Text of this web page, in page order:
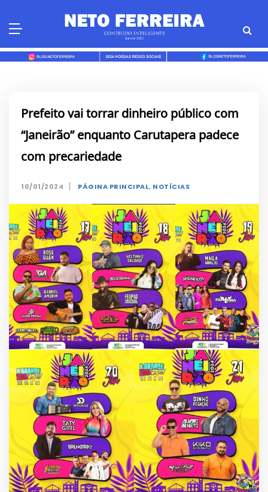
Prefeito vai torrar dinheiro público com
“Janeirão” enquanto Carutapera padece
com precariedade
10/01/2024 | PÁGINA PRINCIPAL, NOTÍCIAS